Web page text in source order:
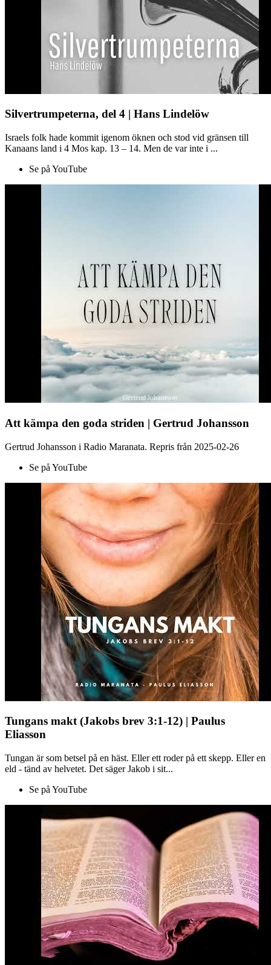
Silvertrumpeterna, del 4 | Hans Lindelöw
Israels folk hade kommit igenom öknen och stod vid gränsen till
Kanaans land i 4 Mos kap. 13 – 14. Men de var inte i ...
Se på YouTube
Att kämpa den goda striden | Gertrud Johansson
Gertrud Johansson i Radio Maranata. Repris från 2025-02-26
Se på YouTube
Tungans makt (Jakobs brev 3:1-12) | Paulus
Eliasson
Tungan är som betsel på en häst. Eller ett roder på ett skepp. Eller en
eld - tänd av helvetet. Det säger Jakob i sit...
Se på YouTube